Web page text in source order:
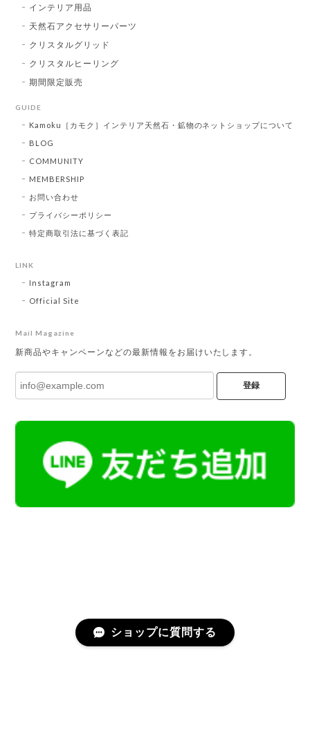
インテリア用品
天然石アクセサリーパーツ
クリスタルグリッド
クリスタルヒーリング
期間限定販売
GUIDE
Kamoku［カモク］インテリア天然石・鉱物のネットショップについて
BLOG
COMMUNITY
MEMBERSHIP
お問い合わせ
プライバシーポリシー
特定商取引法に基づく表記
LINK
Instagram
Official Site
Mail Magazine
新商品やキャンペーンなどの最新情報をお届けいたします。
登録
ショップに質問する